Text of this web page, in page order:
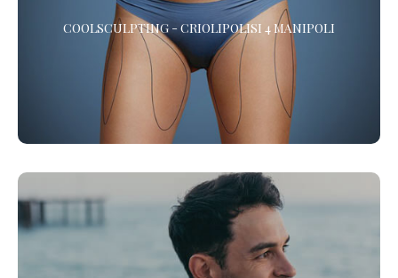
COOLSCULPTING - CRIOLIPOLISI 4 MANIPOLI
Vuoi eliminare il grasso in eccesso? La Criolipolisi è l’alternativa
non chirurgica alla Liposuzione che elimina adiposità e maniglie
dell’amore, senza chirurgia. *
RIGENERA™ - MICROINNESTI RICRESCITA CAPELLI